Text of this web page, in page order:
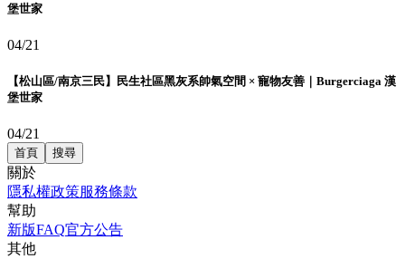
堡世家
04/21
【松山區/南京三民】民生社區黑灰系帥氣空間 × 寵物友善｜Burgerciaga 漢
堡世家
04/21
首頁 搜尋
關於
隱私權政策服務條款
幫助
新版FAQ官方公告
其他